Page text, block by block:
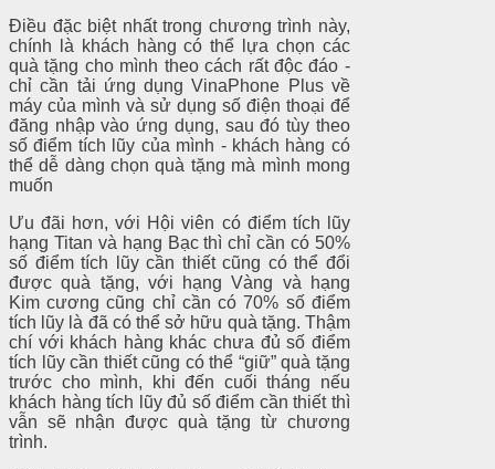
Điều đặc biệt nhất trong chương trình này,
chính là khách hàng có thể lựa chọn các
quà tặng cho mình theo cách rất độc đáo -
chỉ cần tải ứng dụng VinaPhone Plus về
máy của mình và sử dụng số điện thoại để
đăng nhập vào ứng dụng, sau đó tùy theo
số điểm tích lũy của mình - khách hàng có
thể dễ dàng chọn quà tặng mà mình mong
muốn
Ưu đãi hơn, với Hội viên có điểm tích lũy
hạng Titan và hạng Bạc thì chỉ cần có 50%
số điểm tích lũy cần thiết cũng có thể đổi
được quà tặng, với hạng Vàng và hạng
Kim cương cũng chỉ cần có 70% số điểm
tích lũy là đã có thể sở hữu quà tặng. Thậm
chí với khách hàng khác chưa đủ số điểm
tích lũy cần thiết cũng có thể “giữ” quà tặng
trước cho mình, khi đến cuối tháng nếu
khách hàng tích lũy đủ số điểm cần thiết thì
vẫn sẽ nhận được quà tặng từ chương
trình.